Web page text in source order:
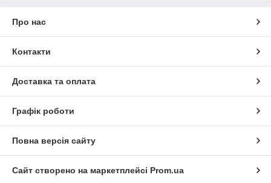
Про нас
Контакти
Доставка та оплата
Графік роботи
Повна версія сайту
Сайт створено на маркетплейсі Prom.ua